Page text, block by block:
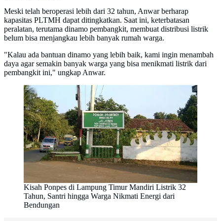
Meski telah beroperasi lebih dari 32 tahun, Anwar berharap
kapasitas PLTMH dapat ditingkatkan. Saat ini, keterbatasan
peralatan, terutama dinamo pembangkit, membuat distribusi listrik
belum bisa menjangkau lebih banyak rumah warga.
"Kalau ada bantuan dinamo yang lebih baik, kami ingin menambah
daya agar semakin banyak warga yang bisa menikmati listrik dari
pembangkit ini," ungkap Anwar.
Kisah Ponpes di Lampung Timur Mandiri Listrik 32
Tahun, Santri hingga Warga Nikmati Energi dari
Bendungan